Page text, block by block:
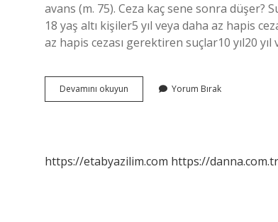
avans (m. 75). Ceza kaç sene sonra düşer?
18 yaş altı kişiler5 yıl veya daha az hapis
az hapis cezası gerektiren suçlar10 yıl20 yıl
Devamını okuyun
Düşme
Yorum Bırak
https://etabyazilim.com https://danna.com.tr